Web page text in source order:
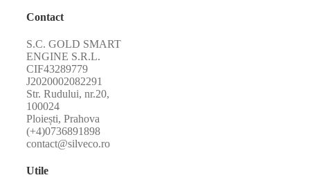
Contact
S.C. GOLD SMART
ENGINE S.R.L.
CIF43289779
J2020002082291
Str. Rudului, nr.20,
100024
Ploiești, Prahova
(+4)0736891898
contact@silveco.ro
Utile